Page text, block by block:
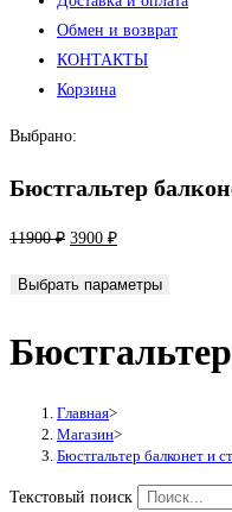
Обмен и возврат
КОНТАКТЫ
Корзина
Выбрано:
Бюстгальтер
11900₽ Первоначальная
составляла
3900 ₽Текущая
3900 ₽.
Выбрать параметры
Главная>
Магазин>
Бюстгальтер балконет и
Текстовый поиск